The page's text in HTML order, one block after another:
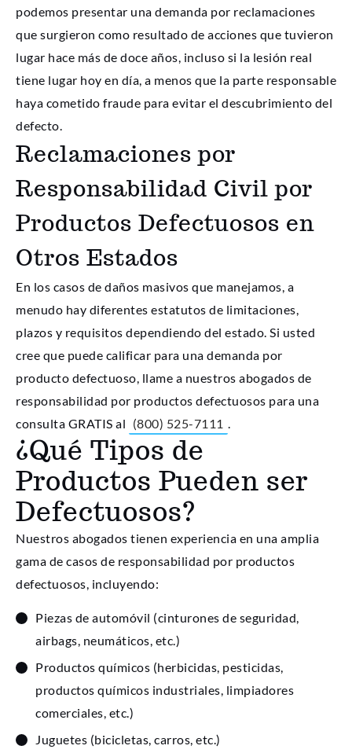
podemos presentar una demanda por reclamaciones
que surgieron como resultado de acciones que tuvieron
lugar hace más de doce años, incluso si la lesión real
tiene lugar hoy en día, a menos que la parte responsable
haya cometido fraude para evitar el descubrimiento del
defecto.
Reclamaciones por
Responsabilidad Civil por
Productos Defectuosos en
Otros Estados
En los casos de daños masivos que manejamos, a
menudo hay diferentes estatutos de limitaciones,
plazos y requisitos dependiendo del estado. Si usted
cree que puede calificar para una demanda por
producto defectuoso, llame a nuestros abogados de
responsabilidad por productos defectuosos para una
consulta GRATIS al (800) 525-7111
¿Qué Tipos de
Productos Pueden ser
Defectuosos?
Nuestros abogados tienen experiencia en una amplia
gama de casos de responsabilidad por productos
defectuosos, incluyendo:
Piezas de automóvil (cinturones de seguridad,
airbags, neumáticos, etc.)
Productos químicos (herbicidas, pesticidas,
productos químicos industriales, limpiadores
comerciales, etc.)
Juguetes (bicicletas, carros, etc.)